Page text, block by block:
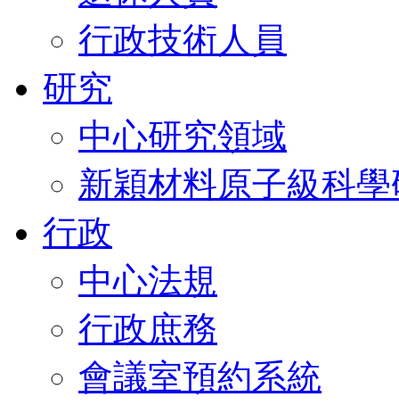
行政技術人員
研究
中心研究領域
新穎材料原子級科
行政
中心法規
行政庶務
會議室預約系統